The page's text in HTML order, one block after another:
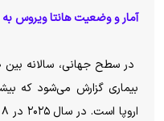
آمار و وضعیت هانتا ویروس
بیماری گزارش می‌شود که